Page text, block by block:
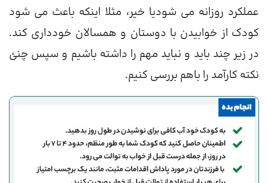
عملکرد روزانه می شودیا خیر، مثلا اینکه باعث می شود
کودک از خوابیدن با دوستان و همسالان خودداری کند.
در زیر چند باید و نباید مهم را داشته باشیم و سپس چنئ
نکته کارآمد را باهم بررسی کنیم.